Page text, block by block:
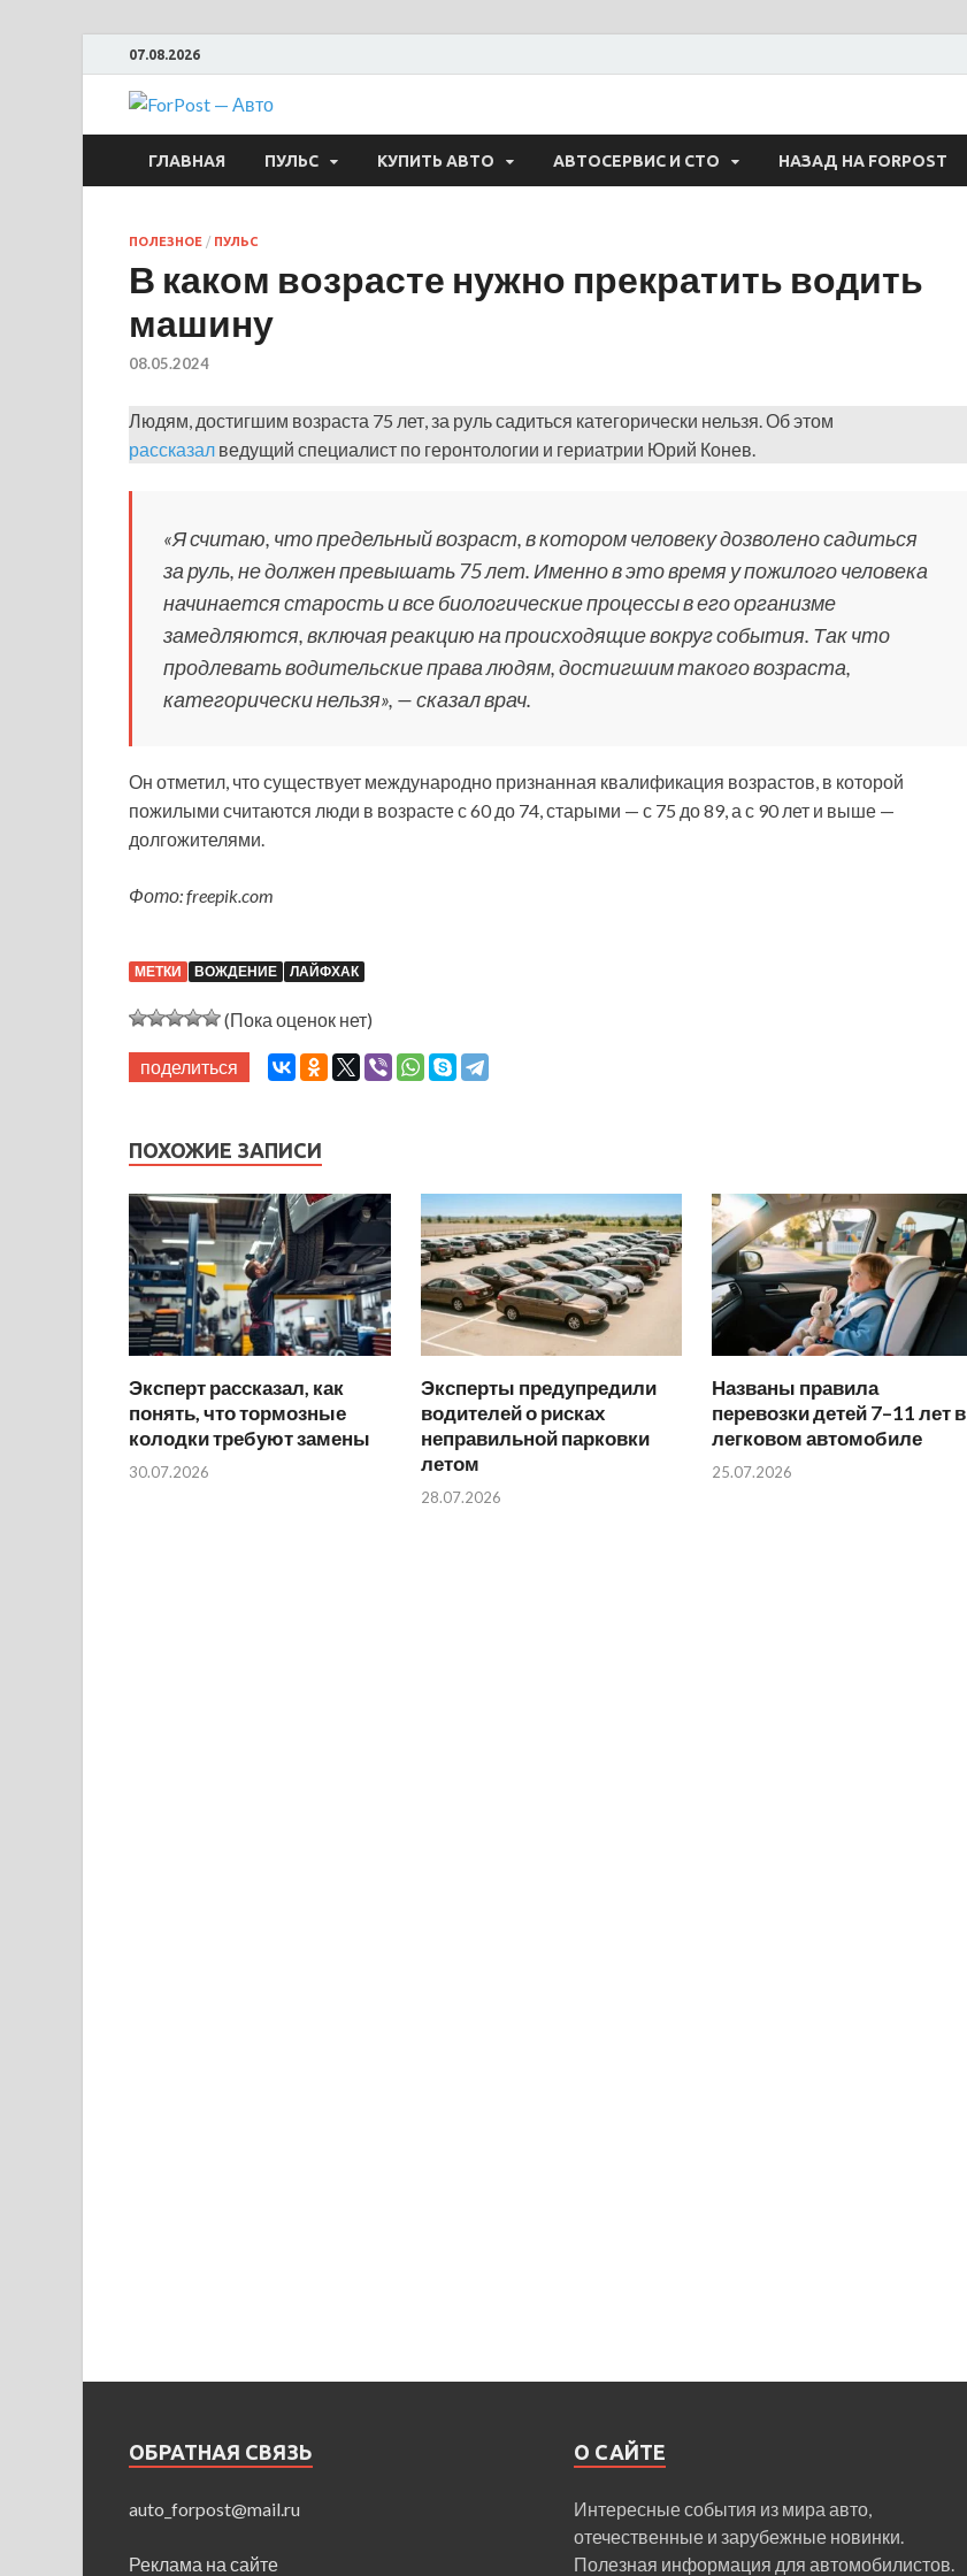
07.08.2026
ForPost — Авто
ГЛАВНАЯ ПУЛЬС КУПИТЬ АВТО АВТОСЕРВИС И СТО НАЗАД НА FORPOST
ПОЛЕЗНОЕ / ПУЛЬС
В каком возрасте нужно прекратить водить
машину
08.05.2024
Людям, достигшим возраста 75 лет, за руль садиться категорически нельзя. Об этом
рассказал ведущий специалист по геронтологии и гериатрии Юрий Конев.
«Я считаю, что предельный возраст, в котором человеку дозволено садиться
за руль, не должен превышать 75 лет. Именно в это время у пожилого человека
начинается старость и все биологические процессы в его организме
замедляются, включая реакцию на происходящие вокруг события. Так что
продлевать водительские права людям, достигшим такого возраста,
категорически нельзя», — сказал врач.
Он отметил, что существует международно признанная квалификация возрастов, в которой
пожилыми считаются люди в возрасте с 60 до 74, старыми — с 75 до 89, а с 90 лет и выше —
долгожителями.
Фото: freepik.com
МЕТКИ ВОЖДЕНИЕ ЛАЙФХАК
(Пока оценок нет)
поделиться
ПОХОЖИЕ ЗАПИСИ
Эксперт рассказал, как
понять, что тормозные
колодки требуют замены
30.07.2026
Эксперты предупредили
водителей о рисках
неправильной парковки
летом
28.07.2026
Названы правила
перевозки детей 7–11 лет в
легковом автомобиле
25.07.2026
ОБРАТНАЯ СВЯЗЬ
auto_forpost@mail.ru
Реклама на сайте
О САЙТЕ
Интересные события из мира авто,
отечественные и зарубежные новинки.
Полезная информация для автомобилистов.